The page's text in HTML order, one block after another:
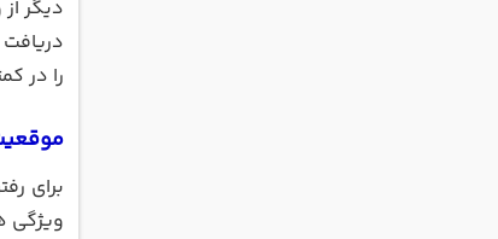
دیگر
را در
برای